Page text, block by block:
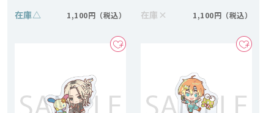
在庫△ 1,100円 在庫 × 1,100円